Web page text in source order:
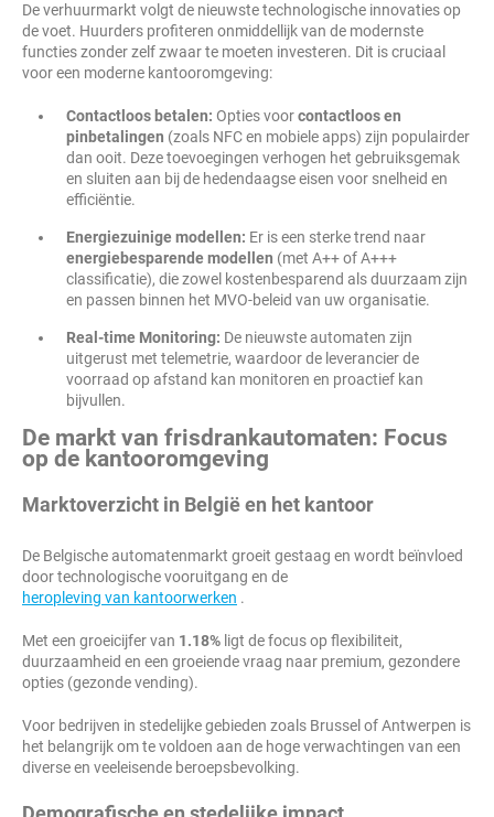
De verhuurmarkt volgt de nieuwste technologische innovaties op
de voet. Huurders profiteren onmiddellijk van de modernste
functies zonder zelf zwaar te moeten investeren. Dit is cruciaal
voor een moderne kantooromgeving:
Contactloos betalen: Opties voorcontactloos en
pinbetalingen (zoals NFC en mobiele apps) zijn populairder
dan ooit. Deze toevoegingen verhogen het gebruiksgemak
en sluiten aan bij de hedendaagse eisen voor snelheid en
efficiëntie.
Energiezuinige modellen: Er is een sterke trend naar
energiebesparende modellen (met A++ of A+++
classificatie), die zowel kostenbesparend als duurzaam zijn
en passen binnen het MVO-beleid van uw organisatie.
Real-time Monitoring: De nieuwste automaten zijn
uitgerust met telemetrie, waardoor de leverancier de
voorraad op afstand kan monitoren en proactief kan
bijvullen.
De markt van frisdrankautomaten: Focus
op de kantooromgeving
Marktoverzicht in België en het kantoor
De Belgische automatenmarkt groeit gestaag en wordt beïnvloed
door technologische vooruitgang en de
heropleving van kantoorwerken .
Met een groeicijfer van 1.18% ligt de focus op flexibiliteit,
duurzaamheid en een groeiende vraag naar premium, gezondere
opties (gezonde vending).
Voor bedrijven in stedelijke gebieden zoals Brussel of Antwerpen is
het belangrijk om te voldoen aan de hoge verwachtingen van een
diverse en veeleisende beroepsbevolking.